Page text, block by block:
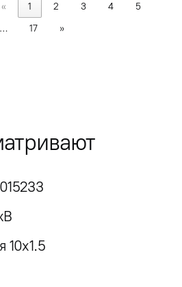
« 1 2 3 4
5
…
17 »
10x1.5